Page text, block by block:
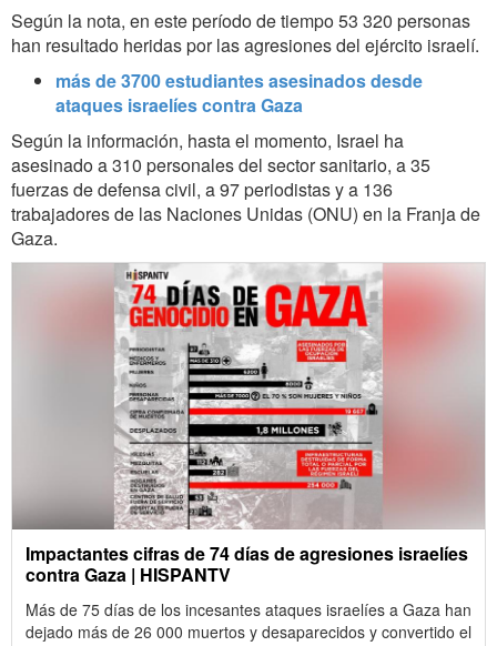
Según la nota, en este período de tiempo 53 320 personas
han resultado heridas por las agresiones del ejército israelí.
más de 3700 estudiantes asesinados desde
ataques israelíes contra Gaza
Según la información, hasta el momento, Israel ha
asesinado a 310 personales del sector sanitario, a 35
fuerzas de defensa civil, a 97 periodistas y a 136
trabajadores de las Naciones Unidas (ONU) en la Franja de
Gaza.
Impactantes cifras de 74 días de agresiones israelíes
contra Gaza | HISPANTV
Más de 75 días de los incesantes ataques israelíes a Gaza han
dejado más de 26 000 muertos y desaparecidos y convertido el